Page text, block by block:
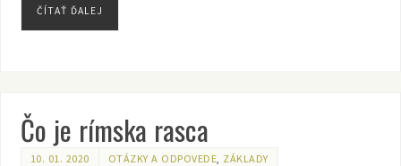
ČÍTAŤ ĎALEJ
Čo je rímska rasca
10. 01. 2020 OTÁZKY A ODPOVEDE ZÁKLADY